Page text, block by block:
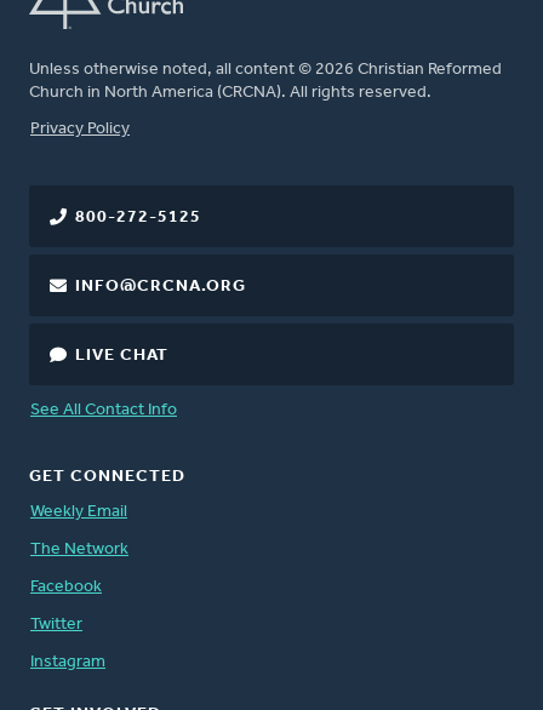
Unless otherwise noted, all content © 2026 Christian Reformed
Church in North America (CRCNA). All rights reserved.
FOOTER
Privacy Policy
800-272-5125
INFO@CRCNA.ORG
LIVE CHAT
See All Contact Info
GET CONNECTED
Weekly Email
The Network
Facebook
Twitter
Instagram